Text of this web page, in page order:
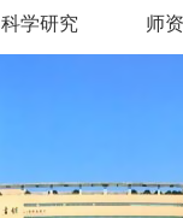
科学研究 师